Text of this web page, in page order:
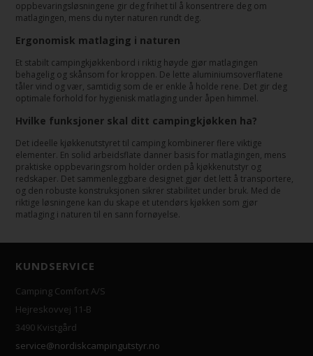
oppbevaringsløsningene gir deg frihet til å konsentrere deg om
matlagingen, mens du nyter naturen rundt deg.
Ergonomisk matlaging i naturen
Et stabilt campingkjøkkenbord i riktig høyde gjør matlagingen
behagelig og skånsom for kroppen. De lette aluminiumsoverflatene
tåler vind og vær, samtidig som de er enkle å holde rene. Det gir deg
optimale forhold for hygienisk matlaging under åpen himmel.
Hvilke funksjoner skal ditt campingkjøkken ha?
Det ideelle kjøkkenutstyret til camping kombinerer flere viktige
elementer. En solid arbeidsflate danner basis for matlagingen, mens
praktiske oppbevaringsrom holder orden på kjøkkenutstyr og
redskaper. Det sammenleggbare designet gjør det lett å transportere,
og den robuste konstruksjonen sikrer stabilitet under bruk. Med de
riktige løsningene kan du skape et utendørs kjøkken som gjør
matlaging i naturen til en sann fornøyelse.
KUNDSERVICE
Camping Comfort A/S
Hejreskovvej 11-B
3490 Kvistgård
service@nordiskcampingutstyr.no